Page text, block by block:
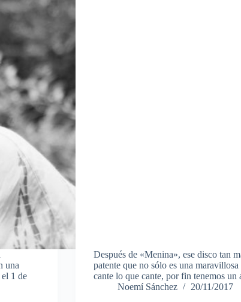
una
1 de
Después de «Menina», ese disco tan
patente que no sólo es una
cante lo que cante, por fin tenemos
Noemí Sánchez
20/11/2017